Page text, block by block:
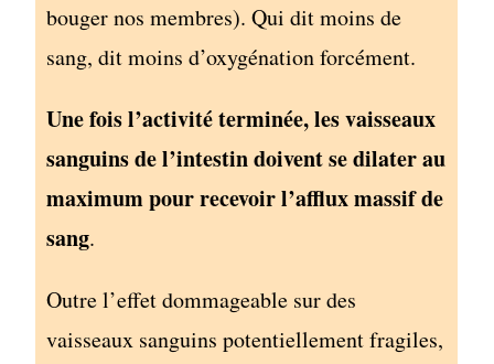
bouger nos membres). Qui dit moins de
sang, dit moins d’oxygénation forcément.
Une fois l’activité terminée, les vaisseaux
sanguins de l’intestin doivent se dilater au
maximum pour recevoir l’afflux massif de
sang.
Outre l’effet dommageable sur des
vaisseaux sanguins potentiellement fragiles,